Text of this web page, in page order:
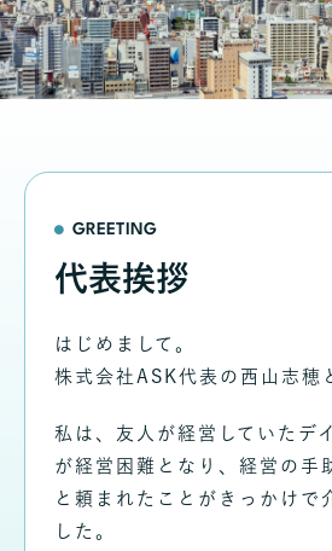
GREETING
代表挨拶
はじめまして。
株式会社ASK代表の西山志穂
私は、友人が経営していたデ
が経営困難となり、経営の手
と頼まれたことがきっかけで
した。